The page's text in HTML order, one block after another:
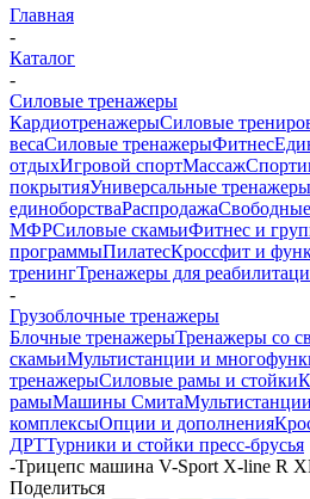
Главная
-
Каталог
-
Силовые тренажеры
КардиотренажерыСиловые
весаСиловые тренажерыФитнес
отдыхИгровой спортМассаж
покрытияУниверсальные тренажеры
единоборстваРаспродажаСвободные
МФРСиловые скамьиФитнес и
программыПилатесКроссфит и
тренингТренажеры для
-
Грузоблочные тренажеры
Блочные тренажерыТренажеры со
скамьиМультистанции и
тренажерыСиловые рамы и стойки
рамыМашины Смита
комплексыОпции и дополнения
ДРТТурники и стойки пресс-брусья
-Трицепс машина V-Sport X-line R
Поделиться